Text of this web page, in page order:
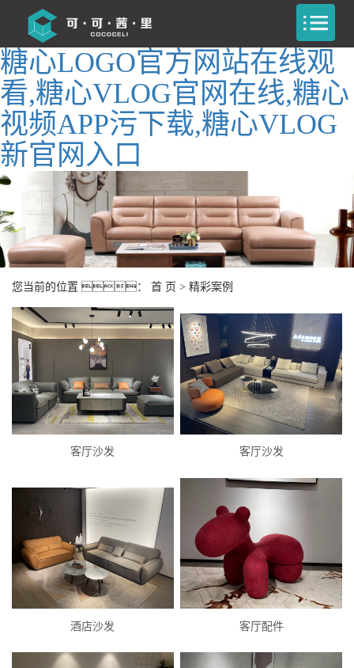
糖心LOGO官方网站在线观
看,糖心VLOG官网在线,糖心
视频APP污下载,糖心VLOG
新官网入口
您当前的位置 ： 首 页 > 精彩案例
客厅沙发 客厅沙发
酒店沙发 客厅配件